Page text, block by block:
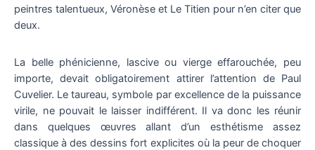
peintres talentueux, Véronèse et Le Titien pour n’en citer que
deux.
La belle phénicienne, lascive ou vierge effarouchée, peu
importe, devait obligatoirement attirer l’attention de Paul
Cuvelier. Le taureau, symbole par excellence de la puissance
virile, ne pouvait le laisser indifférent. Il va donc les réunir
dans quelques œuvres allant d’un esthétisme assez
classique à des dessins fort explicites où la peur de choquer